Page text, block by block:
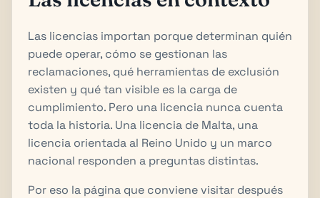
Las licencias importan porque determinan quién
puede operar, cómo se gestionan las
reclamaciones, qué herramientas de exclusión
existen y qué tan visible es la carga de
cumplimiento. Pero una licencia nunca cuenta
toda la historia. Una licencia de Malta, una
licencia orientada al Reino Unido y un marco
nacional responden a preguntas distintas.
Por eso la página que conviene visitar después